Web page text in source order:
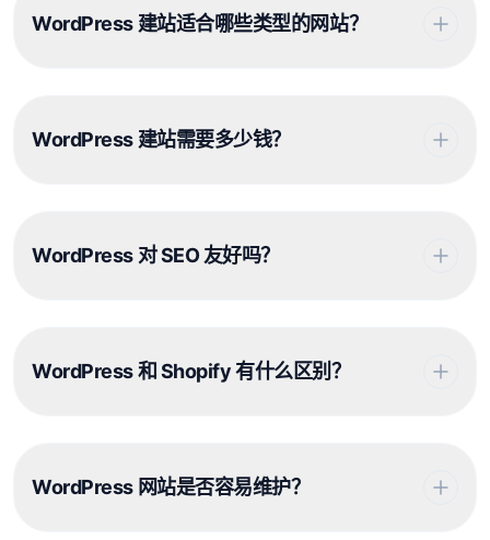
WordPress 建站适合哪些类型的网站？
WordPress 建站需要多少钱？
WordPress 对 SEO 友好吗？
WordPress 和 Shopify 有什么区别？
WordPress 网站是否容易维护？